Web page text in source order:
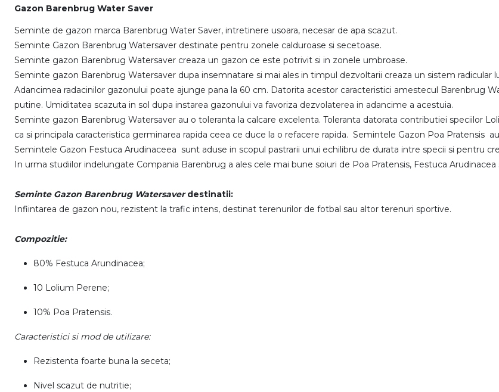
Gazon Barenbrug Water Saver
Seminte de gazon marca Barenbrug Water Saver, intretinere usoara, necesar de apa scazut.
Seminte Gazon Barenbrug Watersaver destinate pentru zonele calduroase si secetoase.
Seminte gazon Barenbrug Watersaver creaza un gazon ce este potrivit si in zonele umbroase.
Seminte gazon Barenbrug Watersaver dupa insemnatare si mai ales in timpul dezvoltarii creaza un sistem radicular
Adancimea radacinilor gazonului poate ajunge pana la 60 cm. Datorita acestor caracteristici amestecul Barenbrug
putine. Umiditatea scazuta in sol dupa instarea gazonului va favoriza dezvolaterea in adancime a acestuia.
Seminte gazon Barenbrug Watersaver au o toleranta la calcare excelenta. Toleranta datorata contributiei speciilor
ca si principala caracteristica germinarea rapida ceea ce duce la o refacere rapida. Semintele Gazon Poa Pratensis
Semintele Gazon Festuca Arudinaceea sunt aduse in scopul pastrarii unui echilibru de durata intre specii si pentru
In urma studiilor indelungate Compania Barenbrug a ales cele mai bune soiuri de Poa Pratensis, Festuca
Seminte Gazon Barenbrug Watersaverdestinatii:
Infiintarea de gazon nou, rezistent la trafic intens, destinat terenurilor de fotbal sau altor terenuri sportive.
Compozitie:
80% Festuca Arundinacea;
10 Lolium Perene;
10% Poa Pratensis.
Caracteristici si mod de utilizare:
Rezistenta foarte buna la seceta;
Nivel scazut de nutritie;